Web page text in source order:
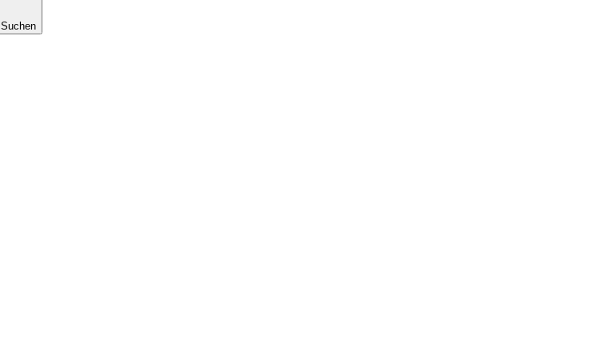
Suchen